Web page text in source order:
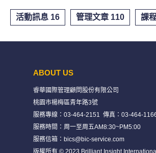
活動訊息 16 管理文章 110 課
ABOUT US
睿華國際管理顧問股份有限公司
桃園市楊梅區青年路3號
服務專線： 03-464-2151 傳真：03-464-
服務時間：周一至周五AM8:30~PM5:00
服務信箱： bics@bic-service.com